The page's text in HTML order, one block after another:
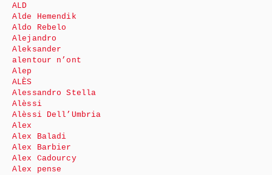
ALD
Alde Hemendik
Aldo Rebelo
Alejandro
Aleksander
alentour n’ont
Alep
ALÈS
Alessandro Stella
Alèssi
Alèssi Dell’Umbria
Alex
Alex Baladi
Alex Barbier
Alex Cadourcy
Alex pense